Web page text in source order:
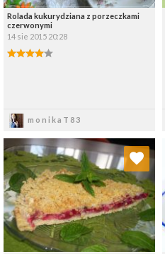
Rolada kukurydziana z porzeczkami
czerwonymi
14 sie 2015 20:28
monikaT83
Dodaj do ulubionych
Wybierz listę: